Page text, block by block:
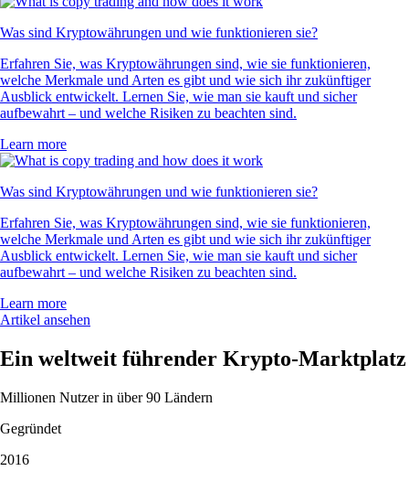
Was sind Kryptowährungen und wie funktionieren sie?
Erfahren Sie, was Kryptowährungen sind, wie sie funktionieren,
welche Merkmale und Arten es gibt und wie sich ihr zukünftiger
Ausblick entwickelt. Lernen Sie, wie man sie kauft und sicher
aufbewahrt – und welche Risiken zu beachten sind.
Learn more
Was sind Kryptowährungen und wie funktionieren sie?
Erfahren Sie, was Kryptowährungen sind, wie sie funktionieren,
welche Merkmale und Arten es gibt und wie sich ihr zukünftiger
Ausblick entwickelt. Lernen Sie, wie man sie kauft und sicher
aufbewahrt – und welche Risiken zu beachten sind.
Learn more
Artikel ansehen
Ein weltweit führender Krypto-Marktplatz
Millionen Nutzer in über 90 Ländern
Gegründet
2016